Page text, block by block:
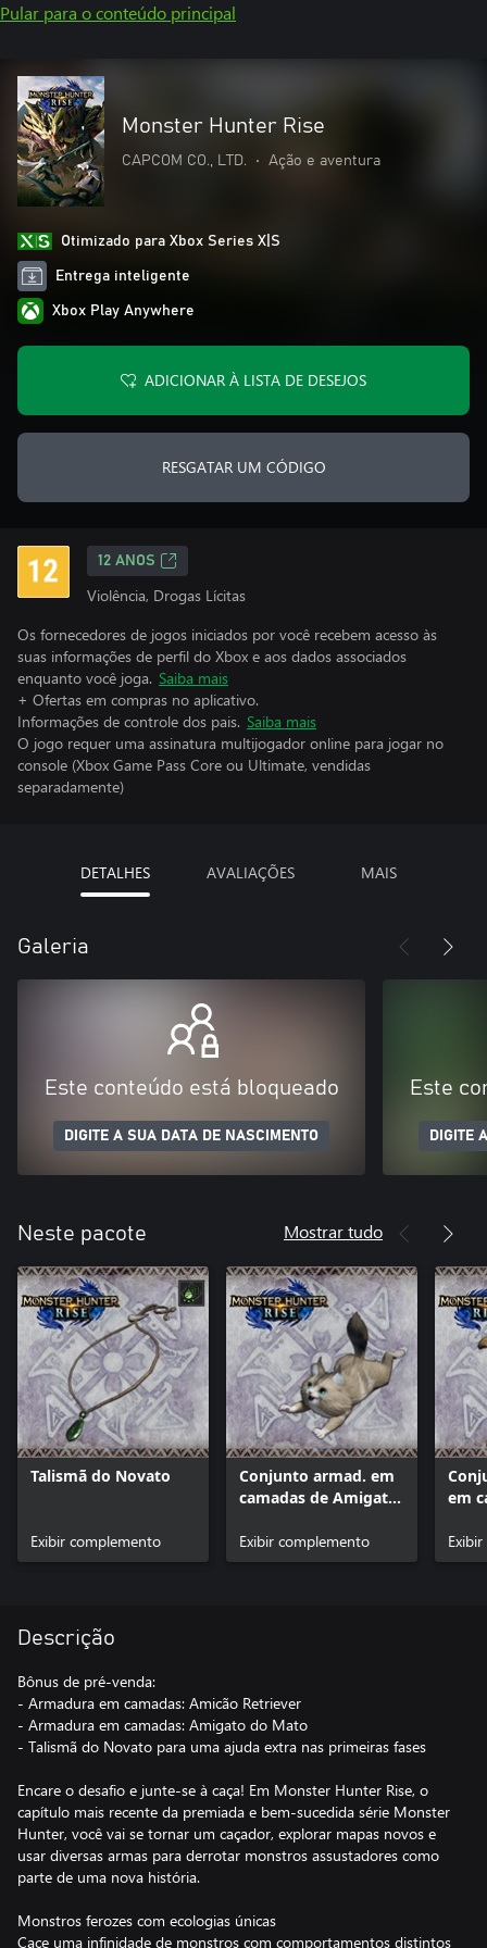
Pular para o conteúdo principal
Monster Hunter Rise
CAPCOM CO., LTD. • Ação e aventura
Otimizado para Xbox Series X|S
Entrega inteligente
Xbox Play Anywhere
ADICIONAR À LISTA DE DESEJOS
RESGATAR UM CÓDIGO
12 ANOS
Violência, Drogas Lícitas
Os fornecedores de jogos iniciados por você recebem acesso às
suas informações de perfil do Xbox e aos dados associados
enquanto você joga. Saiba mais
+ Ofertas em compras no aplicativo.
Informações de controle dos pais. Saiba mais
O jogo requer uma assinatura multijogador online para jogar no
console (Xbox Game Pass Core ou Ultimate, vendidas
separadamente)
DETALHES AVALIAÇÕES MAIS
Galeria
Este conteúdo está bloqueado
DIGITE A SUA DATA DE NASCIMENTO
Este
DIGITE
Neste pacote Mostrar tudo
Talismã do Novato
Exibir complemento
Conjunto armad. em
camadas de Amigato
Exibir complemento
em
Descrição
Bônus de pré-venda:
- Armadura em camadas: Amicão Retriever
- Armadura em camadas: Amigato do Mato
- Talismã do Novato para uma ajuda extra nas primeiras fases
Encare o desafio e junte-se à caça! Em Monster Hunter Rise, o
capítulo mais recente da premiada e bem-sucedida série Monster
Hunter, você vai se tornar um caçador, explorar mapas novos e
usar diversas armas para derrotar monstros assustadores como
parte de uma nova história.
Monstros ferozes com ecologias únicas
Cace uma infinidade de monstros com comportamentos distintos